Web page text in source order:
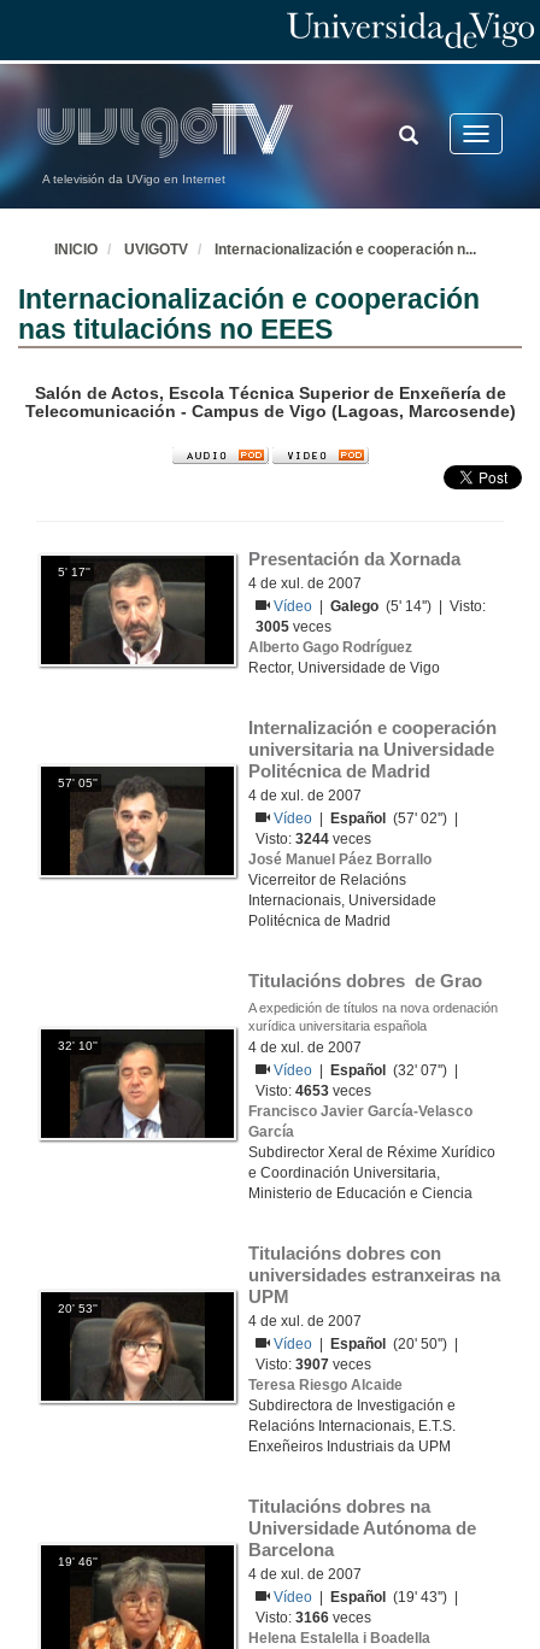
A televisión da UVigo en Internet
Toggle
TOGGLE
SEARCH
INICIO UVIGOTV Internacionalización e cooperación n...
Internacionalización e cooperación
nas titulacións no EEES
Salón de Actos, Escola Técnica Superior de Enxeñería de
Telecomunicación - Campus de Vigo (Lagoas, Marcosende)
5' 17''
Presentación da Xornada
4 de xul. de 2007
Vídeo
|Galego (5' 14'') | Visto:
3005 veces
Alberto Gago Rodríguez
Rector, Universidade de Vigo
57' 05''
Internalización e cooperación
universitaria na Universidade
Politécnica de Madrid
4 de xul. de 2007
Vídeo
Español
(57' 02'') |
Visto:3244 veces
José Manuel Páez Borrallo
Vicerreitor de Relacións
Internacionais, Universidade
Politécnica de Madrid
32' 10''
Titulacións dobres  de Grao
A expedición de títulos na nova ordenación
xurídica universitaria española
4 de xul. de 2007
Vídeo
Español
(32' 07'') |
Visto:4653 veces
Francisco Javier García-Velasco
García
Subdirector Xeral de Réxime Xurídico
e Coordinación Universitaria,
Ministerio de Educación e Ciencia
20' 53''
Titulacións dobres con
universidades estranxeiras na
UPM
4 de xul. de 2007
Vídeo
Español
(20' 50'') |
Visto:3907 veces
Teresa Riesgo Alcaide
Subdirectora de Investigación e
Relacións Internacionais, E.T.S.
Enxeñeiros Industriais da UPM
19' 46''
Titulacións dobres na
Universidade Autónoma de
Barcelona
4 de xul. de 2007
Vídeo
Español
(19' 43'') |
Visto:3166 veces
Helena Estalella i Boadella